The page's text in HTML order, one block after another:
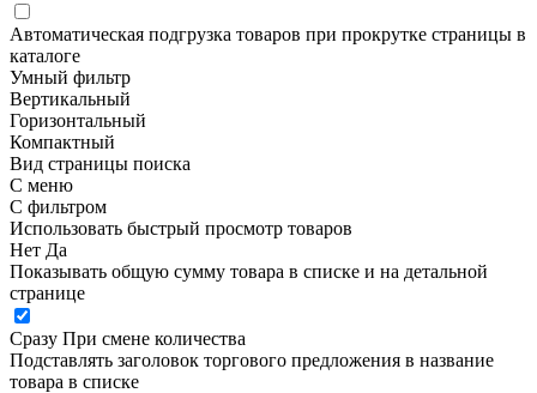
Автоматическая подгрузка товаров при прокрутке страницы в
каталоге
Умный фильтр
Вертикальный
Горизонтальный
Компактный
Вид страницы поиска
С меню
С фильтром
Использовать быстрый просмотр товаров
Нет Да
Показывать общую сумму товара в списке и на детальной
странице
Сразу При смене количества
Подставлять заголовок торгового предложения в название
товара в списке